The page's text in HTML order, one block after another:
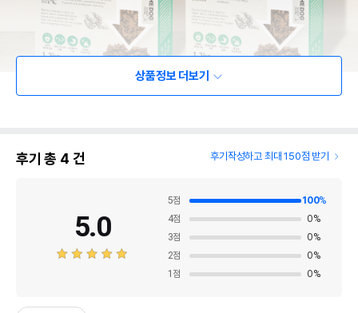
상품정보 더보기
후기 총 4 건 후기작성하고 최대 150점 받기
5.0
5점 100%
4점 0%
3점 0%
2점 0%
1 점 0%